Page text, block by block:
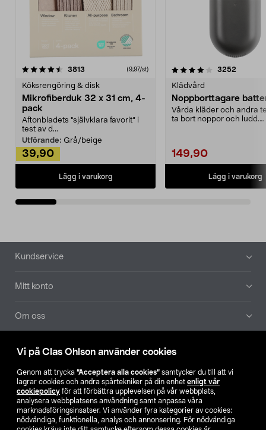
Vi på Clas Ohlson använder cookies
Genom att trycka ”Acceptera alla cookies” samtycker du till att vi
lagrar cookies och andra spårtekniker på din enhet enligt vår
cookiepolicy för att förbättra upplevelsen på vår webbplats,
analysera webbplatsens användning samt anpassa våra
marknadsföringsinsatser. Vi använder fyra kategorier av cookies:
nödvändiga, funktionella, analys och annonsering. För nödvändiga
3813 (9,97/st)
Köksrengöring & disk
Mikrofiberduk 32 x 31 cm, 4-
pack
Aftonbladets "självklara favorit” i
test av d...
Utförande: Grå/beige
39,90
Lägg i varukorg
4.0av 5 stjärnor 3252
Klädvård
Noppborttagare
Vårda kläder och andra
ta bort noppor och ludd.
149,90
Lägg i varukorg
4.5av 5 stjärnor
Sidfot
Kundservice
Mitt konto
Om oss
Aktuellt
Våra bolag
Hitta butik